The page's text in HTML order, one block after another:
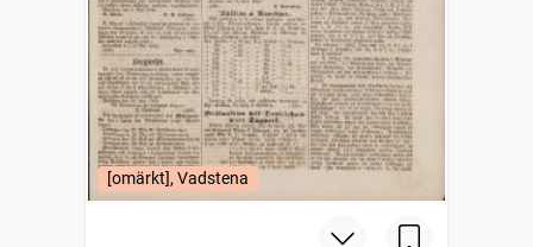
[omärkt], Vadstena